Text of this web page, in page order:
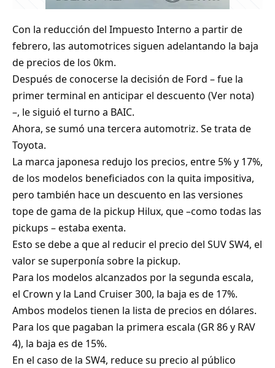
Con la reducción del Impuesto Interno a partir de
febrero, las automotrices siguen adelantando la baja
de precios de los 0km.
Después de conocerse la decisión de Ford – fue la
primer terminal en anticipar el descuento (Ver nota)
–, le siguió el turno a BAIC.
Ahora, se sumó una tercera automotriz. Se trata de
Toyota.
La marca japonesa redujo los precios, entre 5% y 17%,
de los modelos beneficiados con la quita impositiva,
pero también hace un descuento en las versiones
tope de gama de la pickup Hilux, que –como todas las
pickups – estaba exenta.
Esto se debe a que al reducir el precio del SUV SW4, el
valor se superponía sobre la pickup.
Para los modelos alcanzados por la segunda escala,
el Crown y la Land Cruiser 300, la baja es de 17%.
Ambos modelos tienen la lista de precios en dólares.
Para los que pagaban la primera escala (GR 86 y RAV
4), la baja es de 15%.
En el caso de la SW4, reduce su precio al público